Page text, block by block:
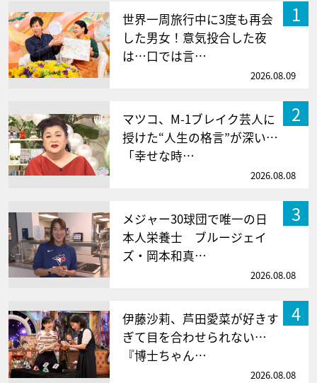
1
世界一周旅行中に3度も再会
した男女！意気投合した夜
は…口では言…
2026.08.09
2
マツコ、M-1ブレイク芸人に
授けた“人生の格言”が深い…
「幸せな時…
2026.08.08
3
メジャー30球団で唯一の日
本人栄養士 ブルージェイ
ズ・岡本和真…
2026.08.08
4
伊藤沙莉、芦田愛菜が好きす
ぎて目を合わせられない…
『博士ちゃん…
2026.08.08